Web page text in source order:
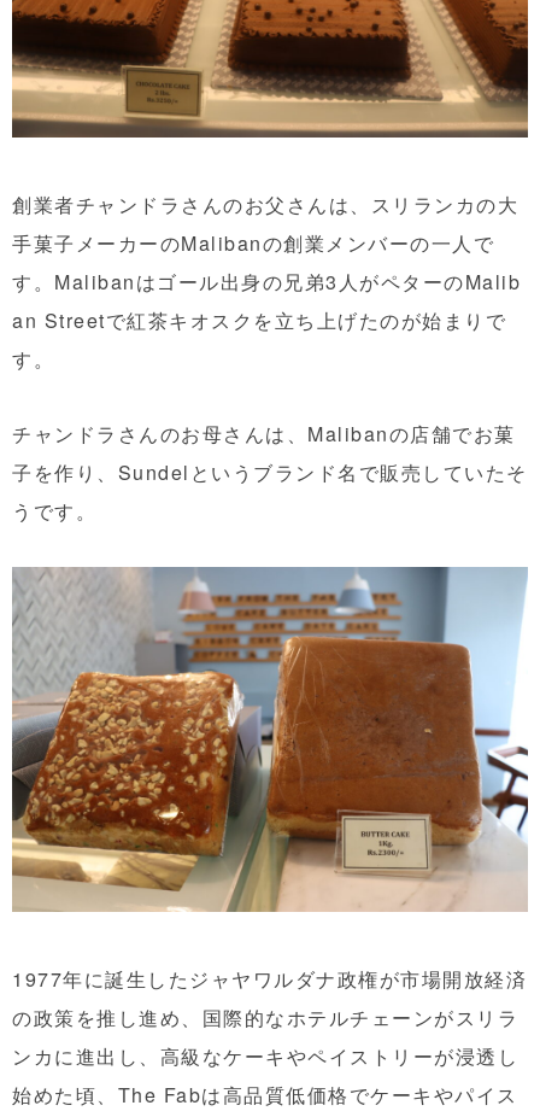
創業者チャンドラさんのお父さんは、スリランカの大
手菓子メーカーのMalibanの創業メンバーの一人で
す。Malibanはゴール出身の兄弟3人がペターのMalib
an Streetで紅茶キオスクを立ち上げたのが始まりで
す。
チャンドラさんのお母さんは、Malibanの店舗でお菓
子を作り、Sundelというブランド名で販売していたそ
うです。
1977年に誕生したジャヤワルダナ政権が市場開放経済
の政策を推し進め、国際的なホテルチェーンがスリラ
ンカに進出し、高級なケーキやペイストリーが浸透し
始めた頃、The Fabは高品質低価格でケーキやパイス